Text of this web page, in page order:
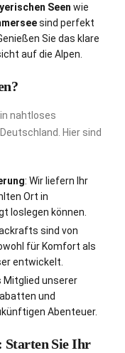
Seen wie
sind perfekt
Sie das klare
auf die Alpen.
nahtloses
Hier sind
: Wir liefern Ihr
Ort in
loslegen können.
sind von
für Komfort als
entwickelt.
Mitglied unserer
und
Abenteuer.
Starten Sie Ihr